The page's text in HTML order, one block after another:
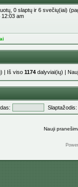
0 slaptų ir 6 svečių(iai)
12:03 am
| Iš viso 1174 dalyviai(ių) |
Slaptažodis:
Nauji